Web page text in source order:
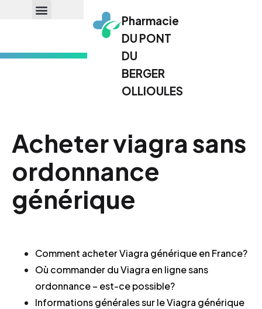
Pharmacie
DU PONT
DU
BERGER
OLLIOULES
Acheter viagra sans
ordonnance
générique
Comment acheter Viagra générique en France?
Où commander du Viagra en ligne sans
ordonnance – est-ce possible?
Informations générales sur le Viagra générique